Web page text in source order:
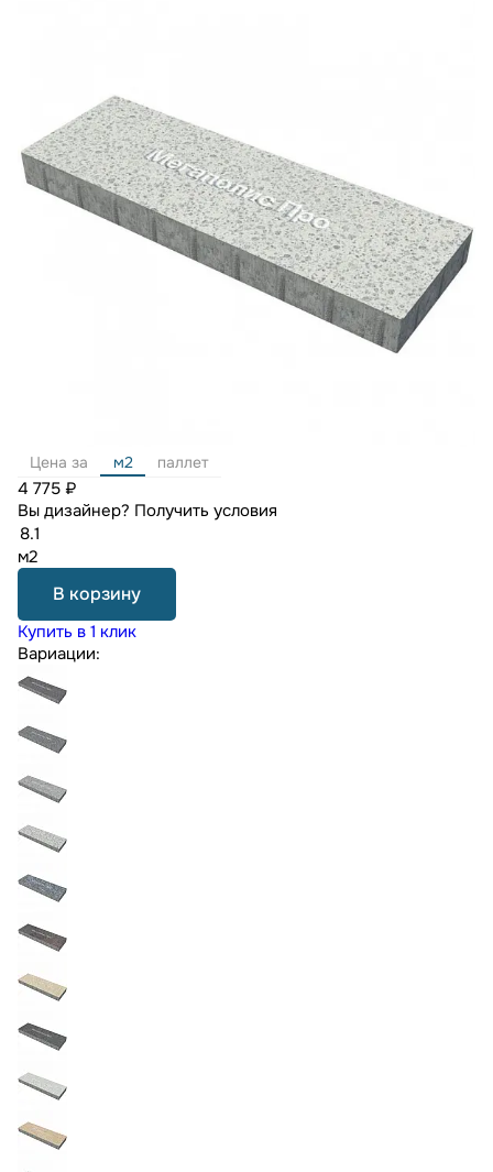
Цена за м2 паллет
4 775 ₽
Вы дизайнер? Получить условия
м2
В корзину
Купить в 1 клик
Вариации: